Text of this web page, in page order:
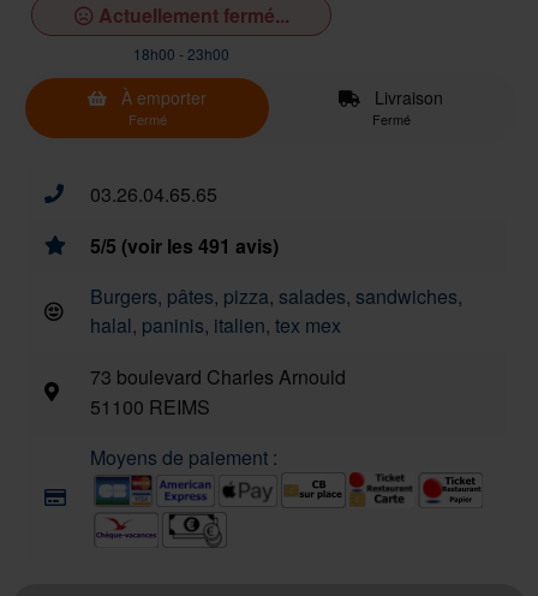
Actuellement fermé...
18h00 - 23h00
À emporter
Fermé
Livraison
Fermé
03.26.04.65.65
5/5 (voir les 491 avis)
Burgers, pâtes, pizza, salades, sandwiches,
halal, paninis, italien, tex mex
73 boulevard Charles Arnould
51100 REIMS
Moyens de paiement :